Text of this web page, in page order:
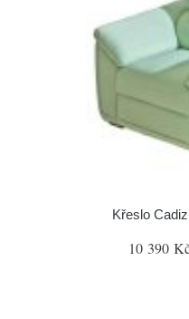
Křeslo
10 390